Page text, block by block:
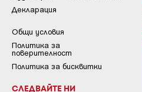
Декларация
Общи условия
Пoлитикa зa
пoвepитeлнocт
Политика за бисквитки
СЛЕДВАЙТЕ НИ